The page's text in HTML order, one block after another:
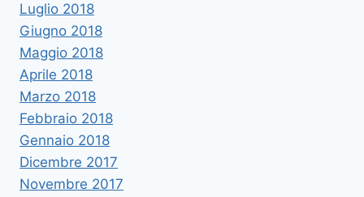
Luglio 2018
Giugno 2018
Maggio 2018
Aprile 2018
Marzo 2018
Febbraio 2018
Gennaio 2018
Dicembre 2017
Novembre 2017